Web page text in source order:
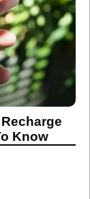
Know